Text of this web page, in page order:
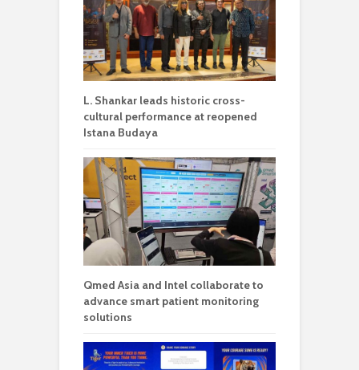
L. Shankar leads historic cross-
cultural performance at reopened
Istana Budaya
Qmed Asia and Intel collaborate to
advance smart patient monitoring
solutions